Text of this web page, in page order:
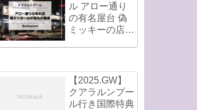
ル アロー通り
の有名屋台 偽
ミッキーの店の
【2025.GW】
クアラルンプー
ル行き国際特典